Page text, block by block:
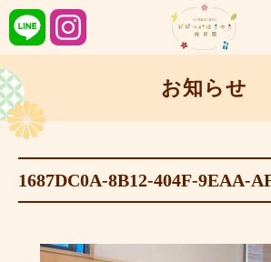
お知らせ
1687DC0A-8B12-404F-9EAA-